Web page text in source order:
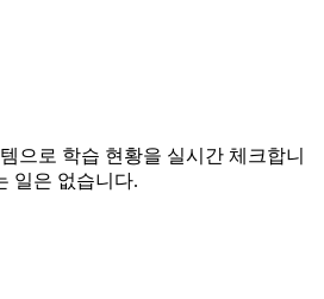
으로 학습 현황을 실시간 체크합니
일은 없습니다.